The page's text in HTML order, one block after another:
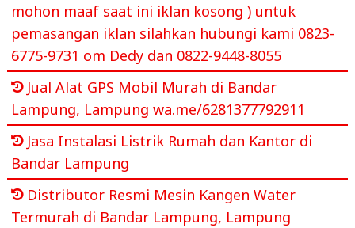
mohon maaf saat ini iklan kosong ) untuk
pemasangan iklan silahkan hubungi kami 0823-
6775-9731 om Dedy dan 0822-9448-8055
Jual Alat GPS Mobil Murah di Bandar
Lampung, Lampung wa.me/6281377792911
Jasa Instalasi Listrik Rumah dan Kantor di
Bandar Lampung
Distributor Resmi Mesin Kangen Water
Termurah di Bandar Lampung, Lampung